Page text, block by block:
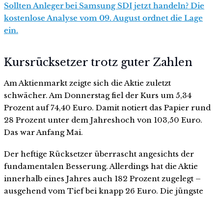
Sollten Anleger bei Samsung SDI jetzt handeln? Die
kostenlose Analyse vom 09. August ordnet die Lage
ein.
Kursrücksetzer trotz guter Zahlen
Am Aktienmarkt zeigte sich die Aktie zuletzt
schwächer. Am Donnerstag fiel der Kurs um 5,34
Prozent auf 74,40 Euro. Damit notiert das Papier rund
28 Prozent unter dem Jahreshoch von 103,50 Euro.
Das war Anfang Mai.
Der heftige Rücksetzer überrascht angesichts der
fundamentalen Besserung. Allerdings hat die Aktie
innerhalb eines Jahres auch 182 Prozent zugelegt –
ausgehend vom Tief bei knapp 26 Euro. Die jüngste